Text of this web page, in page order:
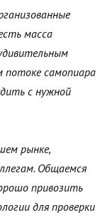
масса
самопиара
с нужной
рынке,
Общаемся
привозить
для проверки